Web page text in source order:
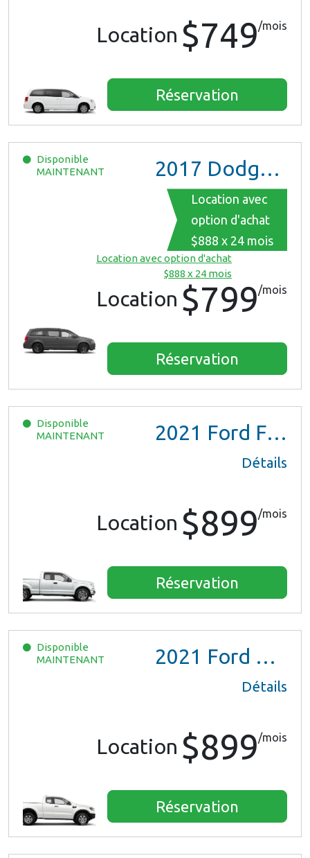
Location $749/mois
Réservation
Disponible
MAINTENANT
2017 Dodge Grand Caravan GT
Location avec
option d'achat
$888 x 24 mois
Location avec option d'achat
$888 x 24 mois
Location $799/mois
Réservation
Disponible
MAINTENANT
2021 Ford F150 XL Ext Cab
Détails
Location $899/mois
Réservation
Disponible
MAINTENANT
2021 Ford Ranger XL Ext Cab
Détails
Location $899/mois
Réservation